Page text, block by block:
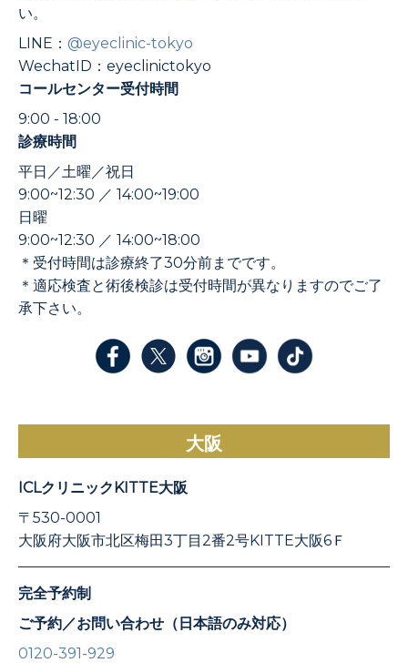
い。
LINE： @eyeclinic-tokyo
WechatID：eyeclinictokyo
コールセンター受付時間
9:00 - 18:00
診療時間
平日／土曜／祝日
9:00~12:30 ／ 14:00~19:00
日曜
9:00~12:30 ／ 14:00~18:00
＊受付時間は診療終了30分前までです。
＊適応検査と術後検診は受付時間が異なりますのでご了
承下さい。
大阪
ICLクリニックKITTE大阪
〒530-0001
大阪府大阪市北区梅田3丁目2番2号KITTE大阪6Ｆ
完全予約制
ご予約／お問い合わせ（日本語のみ対応）
0120-391-929